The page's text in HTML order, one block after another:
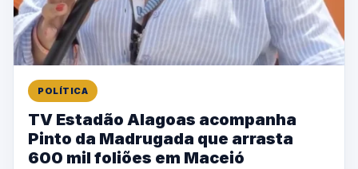
POLÍTICA
TV Estadão Alagoas acompanha
Pinto da Madrugada que arrasta
600 mil foliões em Maceió